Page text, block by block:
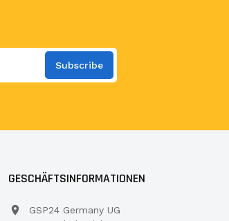
Subscribe
GESCHÄFTSINFORMATIONEN
GSP24 Germany UG